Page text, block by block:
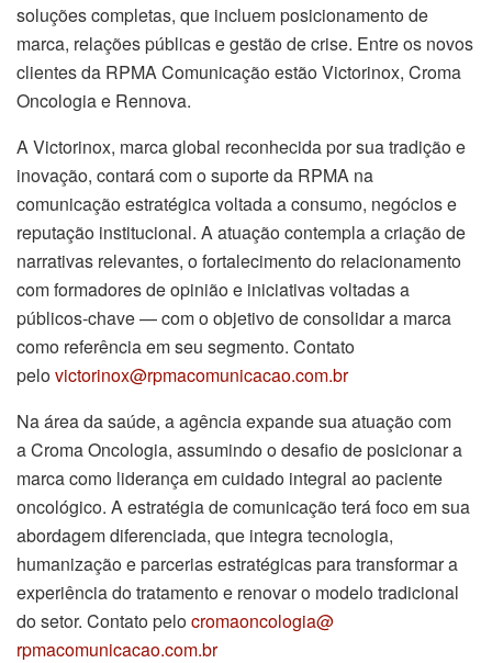
soluções completas, que incluem posicionamento de
marca, relações públicas e gestão de crise. Entre os novos
clientes da RPMA Comunicação estão Victorinox, Croma
Oncologia e Rennova.
A Victorinox, marca global reconhecida por sua tradição e
inovação, contará com o suporte da RPMA na
comunicação estratégica voltada a consumo, negócios e
reputação institucional. A atuação contempla a criação de
narrativas relevantes, o fortalecimento do relacionamento
com formadores de opinião e iniciativas voltadas a
públicos-chave — com o objetivo de consolidar a marca
como referência em seu segmento. Contato
pelovictorinox@rpmacomunicacao.com.br
Na área da saúde, a agência expande sua atuação com
a Croma Oncologia, assumindo o desafio de posicionar a
marca como liderança em cuidado integral ao paciente
oncológico. A estratégia de comunicação terá foco em sua
abordagem diferenciada, que integra tecnologia,
humanização e parcerias estratégicas para transformar a
experiência do tratamento e renovar o modelo tradicional
do setor. Contato pelocromaoncologia@
rpmacomunicacao.com.br